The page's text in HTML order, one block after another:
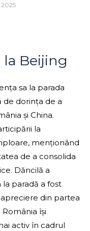
2025
Beijing
sa la parada
de dorința de a
și China.
la
menționând
de a consolida
Dăncilă a
paradă a fost
din partea
își
activ în cadrul